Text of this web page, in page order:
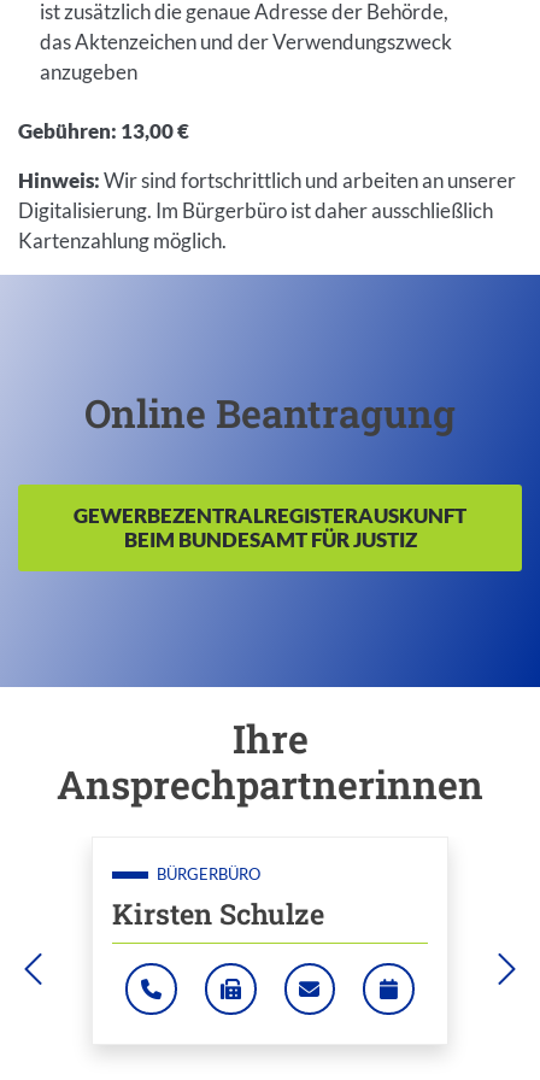
ist zusätzlich die genaue Adresse der Behörde,
das Aktenzeichen und der Verwendungszweck
anzugeben
Gebühren: 13,00 €
Hinweis:Wir sind fortschrittlich und arbeiten an unserer
Digitalisierung. Im Bürgerbüro ist daher ausschließlich
Kartenzahlung möglich.
Online Beantragung
GEWERBEZENTRALREGISTERAUSKUNFT
BEIM BUNDESAMT FÜR JUSTIZ
Einleitung
Ihre
Ansprechpartnerinnen
WILDUNGEN.DE
TERMINVEREINBARUNG: HTTPS://BAD-
BÜRGERBÜRO
Kirsten Schulze
: +49 5621 701319
: +49 5621 701462
:
ONLINE-